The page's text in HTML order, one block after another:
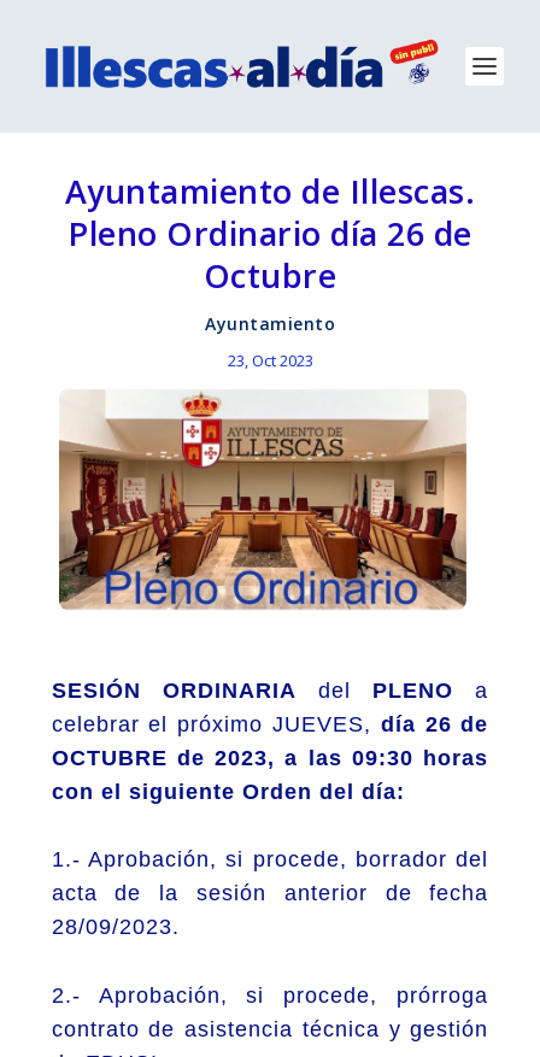
Ayuntamiento de Illescas.
Pleno Ordinario día 26 de
Octubre
Ayuntamiento
23, Oct 2023
SESIÓN ORDINARIA del PLENO
a
celebrar el próximo JUEVES, día 26 de
OCTUBRE de 2023, a las 09:30 horas
con el siguiente Orden del día:
1.- Aprobación, si procede, borrador del
acta de la sesión anterior de fecha
28/09/2023.
2.- Aprobación, si procede, prórroga
contrato de asistencia técnica y gestión